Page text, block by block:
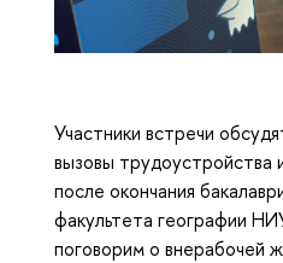
Участники встречи
вызовы трудоустройства
после окончания
факультета географии
поговорим о внерабочей